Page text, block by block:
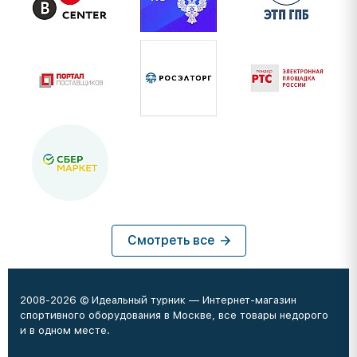
Смотреть все
2008-2026 © Идеальный турник — Интернет-магазин
спортивного оборудования в Москве, все товары недорого
и в одном месте.